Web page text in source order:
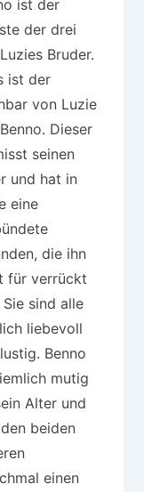
ist der
der drei
Bruder.
ist der
von Luzie
Dieser
seinen
und hat in
eine
die ihn
für verrückt
Sie sind alle
liebevoll
Benno
mutig
Alter und
beiden
einen